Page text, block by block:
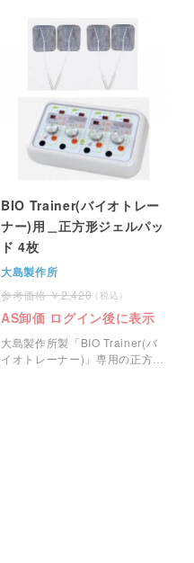
BIO Trainer(バイオトレー
ナー)用＿正方形ジェルパッ
ド 4枚
大島製作所
2,420
AS卸価 ログイン後に表示
大島製作所製「BIO Trainer(バ
イオトレーナー)」専用の正方形